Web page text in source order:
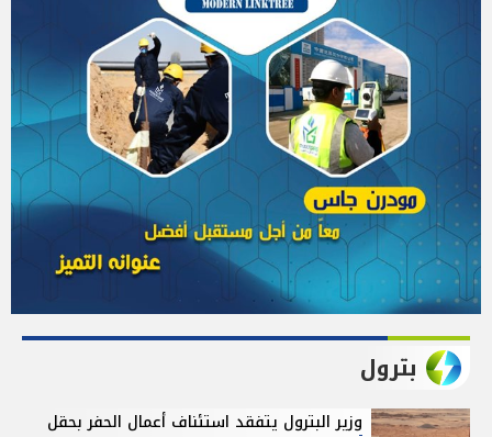
بترول
وزير البترول يتفقد استئناف أعمال الحفر بحقل